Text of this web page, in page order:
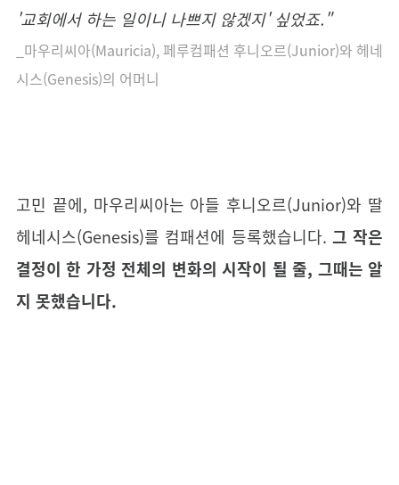
'교회에서 하는 일이니 나쁘지 않겠지' 싶었죠."
_마우리씨아(Mauricia), 페루컴패션 후니오르(Junior)와 헤네
시스(Genesis)의 어머니
고민 끝에, 마우리씨아는 아들 후니오르(Junior)와 딸
헤네시스(Genesis)를 컴패션에 등록했습니다. 그 작은
결정이 한 가정 전체의 변화의 시작이 될 줄, 그때는 알
지 못했습니다.